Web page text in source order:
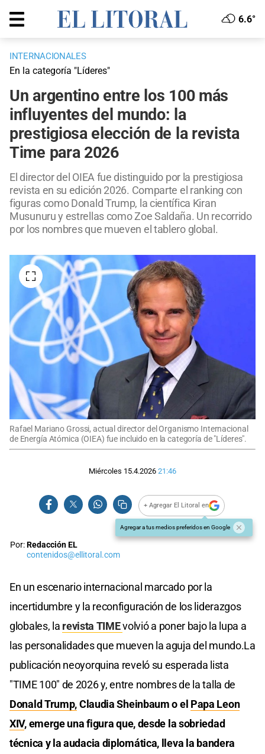
6.6°
INTERNACIONALES
En la categoría "Líderes"
Un argentino entre los 100 más
influyentes del mundo: la
prestigiosa elección de la revista
Time para 2026
El director del OIEA fue distinguido por la prestigiosa
revista en su edición 2026. Comparte el ranking con
figuras como Donald Trump, la científica Kiran
Musunuru y estrellas como Zoe Saldaña. Un recorrido
por los nombres que mueven el tablero global.
Rafael Mariano Grossi, actual director del Organismo Internacional
de Energía Atómica (OIEA) fue incluido en la categoría de "Líderes".
Miércoles 15.4.2026 21:46
+ Agregar El Litoral en
Agregar a tus medios preferidos en Google
Por:Redacción EL
contenidos@ellitoral.com
En un escenario internacional marcado por la
incertidumbre y la reconfiguración de los liderazgos
globales, la revista TIMEvolvió a poner bajo la lupa a
las personalidades que mueven la aguja del mundo.La
publicación neoyorquina reveló su esperada lista
"TIME 100" de 2026 y, entre nombres de la talla de
Donald Trump,Claudia Sheinbaum o el Papa Leon
XIV, emerge una figura que, desde la sobriedad
técnica y la audacia diplomática, lleva la bandera